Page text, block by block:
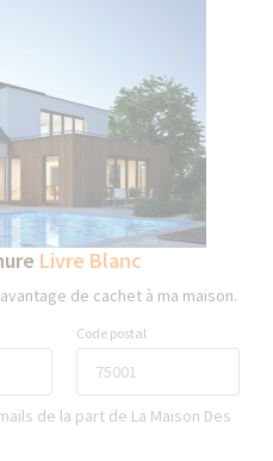
Livre Blanc
de cachet à ma maison.
Code postal
de la part de La Maison Des